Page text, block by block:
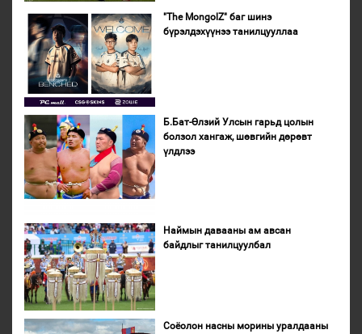
"The MongolZ" баг шинэ
бүрэлдэхүүнээ танилцууллаа
Б.Бат-Өлзий Улсын гарьд цолын
болзол хангаж, шөвгийн дөрөвт
үлдлээ
Наймын давааны ам авсан
байдлыг танилцуулбал
Соёолон насны морины уралдааны